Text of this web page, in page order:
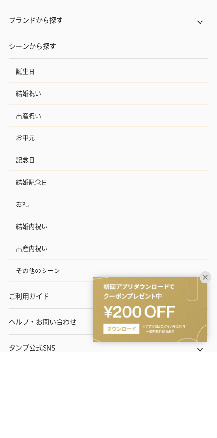
ブランドから探す
シーンから探す
誕生日
結婚祝い
出産祝い
お中元
記念日
結婚記念日
お礼
結婚内祝い
出産内祝い
その他のシーン
ご利用ガイド
ヘルプ・お問い合わせ
タンプ公式SNS